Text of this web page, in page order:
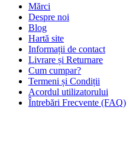
Mărci
Despre noi
Blog
Hartă site
Informații de contact
Livrare și Returnare
Cum cumpar?
Termeni și Condiții
Acordul utilizatorului
Întrebări Frecvente (FAQ)